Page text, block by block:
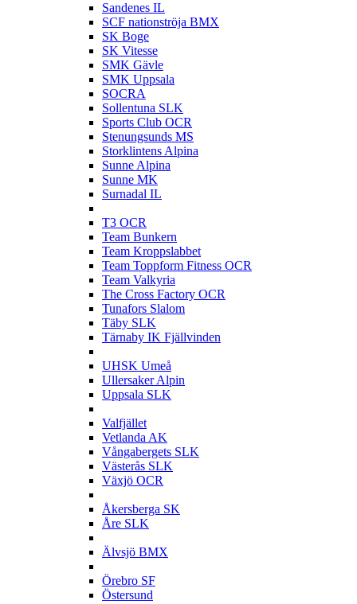
Sandenes IL
SCF nationströja BMX
SK Boge
SK Vitesse
SMK Gävle
SMK Uppsala
SOCRA
Sollentuna SLK
Sports Club OCR
Stenungsunds MS
Storklintens Alpina
Sunne Alpina
Sunne MK
Surnadal IL
T3 OCR
Team Bunkern
Team Kroppslabbet
Team Toppform Fitness OCR
Team Valkyria
The Cross Factory OCR
Tunafors Slalom
Täby SLK
Tärnaby IK Fjällvinden
UHSK Umeå
Ullersaker Alpin
Uppsala SLK
Valfjället
Vetlanda AK
Vångabergets SLK
Västerås SLK
Växjö OCR
Åkersberga SK
Åre SLK
Älvsjö BMX
Örebro SF
Östersund